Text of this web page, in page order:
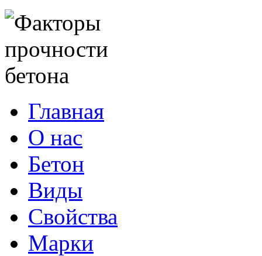
Главная
О нас
Бетон
Виды
Свойства
Марки